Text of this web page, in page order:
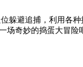
躲避追捕，利用各
场奇妙的捣蛋大冒险